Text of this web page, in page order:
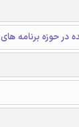
در حوزه برنامه